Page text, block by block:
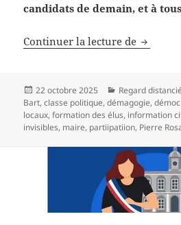
candidats de demain, et à
Continuer la lecture de Élu
Publié
le
22 octobre 2025 Catégories
Regard distancié
Bart,classe politique,démagogie,
locaux,formation des élus, information
invisibles, maire, partiipatiion, Pierre